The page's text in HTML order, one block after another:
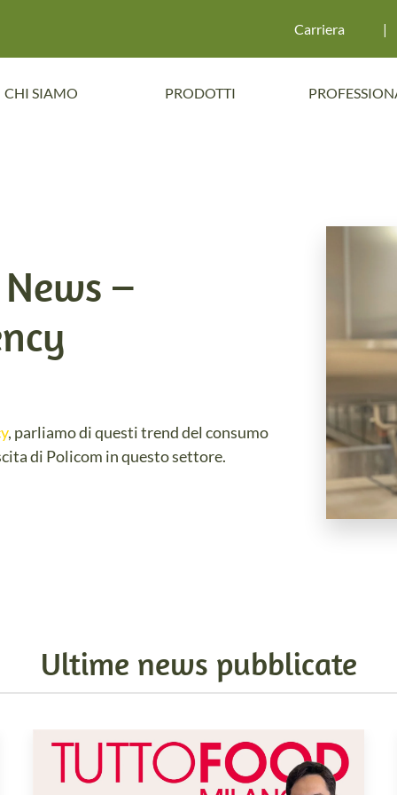
Carriera |
CHI SIAMO PRODOTTI
–
, parliamo di questi trend del consumo
di Policom in questo settore.
Ultime news pubblicate